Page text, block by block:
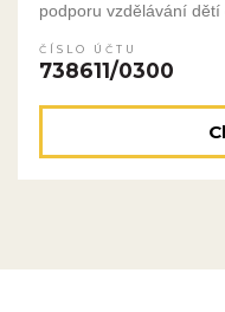
podporu vzdělávání
ČÍSLO ÚČTU
738611/0300